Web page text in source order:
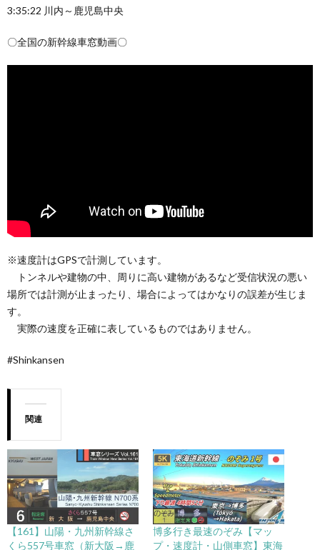
3:35:22 川内～鹿児島中央
〇全国の新幹線車窓動画〇
※速度計はGPSで計測しています。
トンネルや建物の中、周りに高い建物があるなど受信状況の悪い
場所では計測が止まったり、場合によってはかなりの誤差が生じま
す。
実際の速度を正確に表しているものではありません。
#Shinkansen
関連
【161】山陽・九州新幹線さ
くら557号車窓（新大阪→鹿
博多行き最速のぞみ【マッ
プ・速度計・山側車窓】東海